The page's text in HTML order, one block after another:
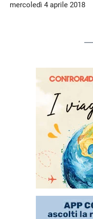
mercoledì 4 aprile 2018